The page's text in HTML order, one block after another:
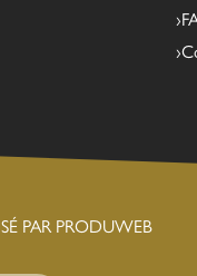
PAR PRODUWEB